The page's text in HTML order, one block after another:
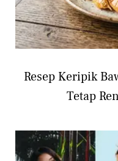
Resep Keripik
Tetap